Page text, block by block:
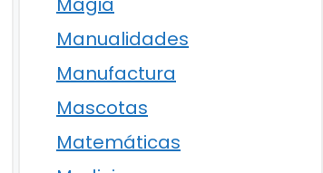
Manualidades
Manufactura
Mascotas
Matemáticas